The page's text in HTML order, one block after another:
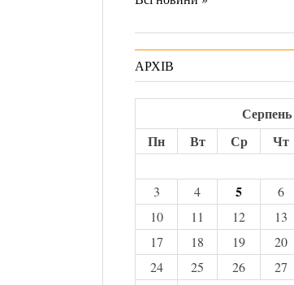
АРХІВ
Серпень
Пн
Вт Ср Чт
3
4 5 6
10
11 12 13
17
18 19 20
24
25 26 27